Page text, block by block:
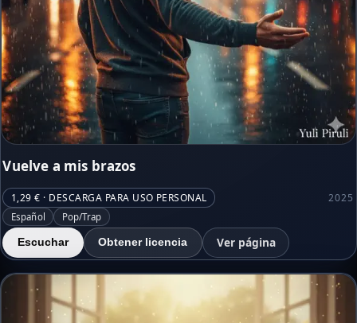
Vuelve a mis brazos
1,29 € · DESCARGA PARA USO PERSONAL 2025
Español Pop/Trap
Escuchar Obtener licencia Ver página